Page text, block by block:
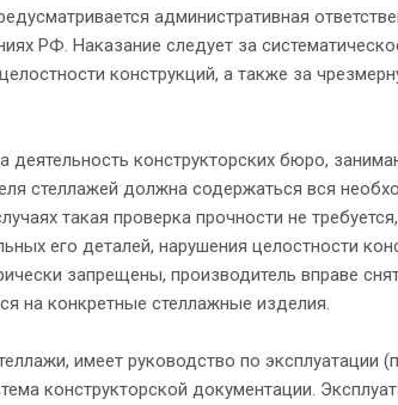
административная
РФ. Наказание следует за
конструкций, а также за
конструкторских бюро,
стеллажей должна содержаться вся
такая проверка прочности не
его деталей, нарушения целостности
запрещены, производитель вправе
на конкретные стеллажные изделия.
имеет руководство по
конструкторской документации.